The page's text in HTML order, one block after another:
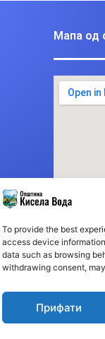
To provide the best
access device
data such as browsing
withdrawing consent,
Прифати
Мапа од